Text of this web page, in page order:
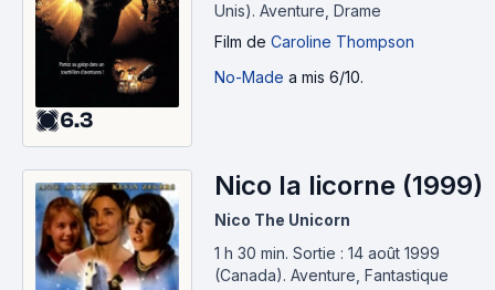
6.3
Unis). Aventure, Drame
Film de Caroline Thompson
No-Made a mis 6/10.
Nico la licorne (1999)
Nico The Unicorn
1 h 30 min. Sortie : 14 août 1999
(Canada). Aventure, Fantastique